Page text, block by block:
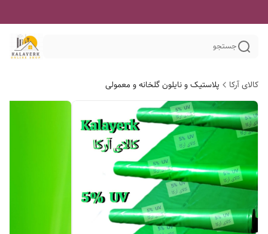
جستجو
کالای آرکا پلاستیک و نایلون گلخانه و معمولی